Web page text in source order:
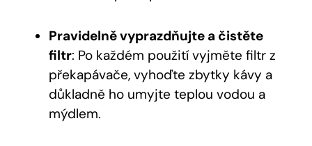
Pravidelně vyprazdňujte a čistěte
filtr: Po každém použití vyjměte filtr z
překapávače, vyhoďte zbytky kávy a
důkladně ho umyjte teplou vodou a
mýdlem.